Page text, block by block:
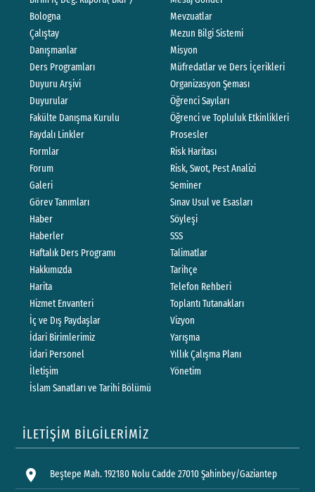
Bologna
Çalıştay
Danışmanlar
Ders Programları
Duyuru Arşivi
Duyurular
Fakülte Danışma Kurulu
Faydalı Linkler
Formlar
Forum
Galeri
Görev Tanımları
Haber
Haberler
Haftalık Ders Programı
Hakkımızda
Harita
Hizmet Envanteri
İç ve Dış Paydaşlar
İdari Birimlerimiz
İdari Personel
İletişim
İslam Sanatları ve Tarihi Bölümü
Mevzuatlar
Mezun Bilgi Sistemi
Misyon
Müfredatlar ve Ders İçerikleri
Organizasyon Şeması
Öğrenci Sayıları
Öğrenci ve Topluluk Etkinlikleri
Prosesler
Risk Haritası
Risk, Swot, Pest Analizi
Seminer
Sınav Usul ve Esasları
Söyleşi
SSS
Talimatlar
Tarihçe
Telefon Rehberi
Toplantı Tutanakları
Vizyon
Yarışma
Yıllık Çalışma Planı
Yönetim
İLETİŞİM BİLGİLERİMİZ
location_on Beştepe Mah. 192180 Nolu Cadde 27010 Şahinbey/Gaziantep